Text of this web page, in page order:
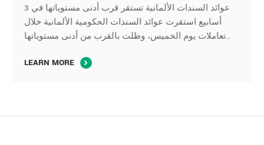
عوائد السندات الألمانية تستقر قرب أدنى مستوياتها في 3
أسابيع استقرت عوائد السندات الحكومية الألمانية خلال
تعاملات يوم الخميس، وظلت بالقرب من أدنى مستوياتها
توقعات رفع أسعار الفائدة بقوة من جانب البنك المركزي
LEARN MORE